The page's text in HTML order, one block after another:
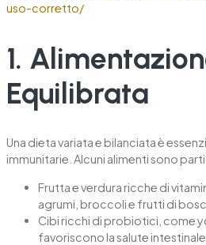
uso-corretto/
1.
Equilibrata
Una dieta variata e bilanciata è
immunitarie. Alcuni alimenti sono
Frutta e verdura ricche di
agrumi, broccoli e frutti di
Cibi ricchi di probiotici, come
favoriscono la salute intestinale.